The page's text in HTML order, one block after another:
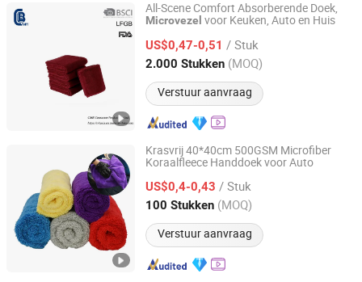
All-Scene Comfort Absorberende Doek,
Microvezel voor Keuken, Auto en Huis
US$0,47-0,51 / Stuk
2.000 Stukken (MOQ)
Verstuur aanvraag
Yangjiang C&B Consumer Product Limited
Guangdong, China Sinds 2018
Krasvrij 40*40cm 500GSM Microfiber
Koraalfleece Handdoek voor Auto
US$0,4-0,43 / Stuk
100 Stukken (MOQ)
Verstuur aanvraag
Yuanshi County Zhengheng Textile Co., Ltd.
Hebei, China Sinds 2022